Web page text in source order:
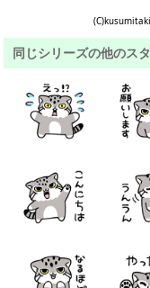
(C)kusumitaki
同じシリーズの他のス